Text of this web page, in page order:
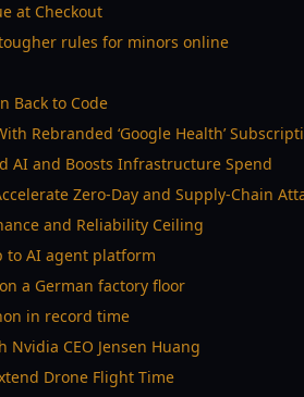
at Checkout
rules for minors online
Back to Code
Rebranded ‘Google Health’
AI and Boosts Infrastructure Spend
Zero-Day and Supply-Chain
and Reliability Ceiling
to AI agent platform
a German factory floor
in record time
Nvidia CEO Jensen Huang
Drone Flight Time